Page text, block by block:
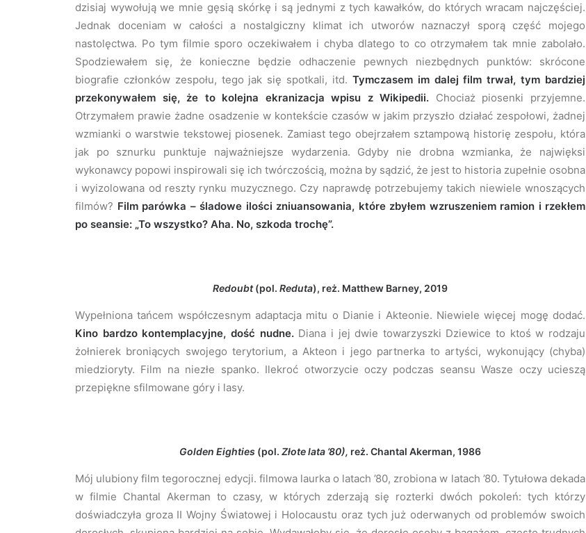
dzisiaj wywołują we mnie gęsią skórkę i są jednymi z tych kawałków, do których wracam najczęściej.
Jednak doceniam w całości a nostalgiczny klimat ich utworów naznaczył sporą część mojego
nastolęctwa. Po tym filmie sporo oczekiwałem i chyba dlatego to co otrzymałem tak mnie zabolało.
Spodziewałem się, że konieczne będzie odhaczenie pewnych niezbędnych punktów: skrócone
biografie członków zespołu, tego jak się spotkali, itd. Tymczasem im dalej film trwał, tym bardziej
przekonywałem się, że to kolejna ekranizacja wpisu z Wikipedii. Chociaż piosenki przyjemne.
Otrzymałem prawie żadne osadzenie w kontekście czasów w jakim przyszło działać zespołowi, żadnej
wzmianki o warstwie tekstowej piosenek. Zamiast tego obejrzałem sztampową historię zespołu, która
jak po sznurku punktuje najważniejsze wydarzenia. Gdyby nie drobna wzmianka, że najwięksi
wykonawcy popowi inspirowali się ich twórczością, można by sądzić, że jest to historia zupełnie osobna
i wyizolowana od reszty rynku muzycznego. Czy naprawdę potrzebujemy takich niewiele wnoszących
filmów? Film parówka – śladowe ilości zniuansowania, które zbyłem wzruszeniem ramion i rzekłem
po seansie: „To wszystko? Aha. No, szkoda trochę”.
Redoubt(pol. Reduta), reż. Matthew Barney, 2019
Wypełniona tańcem współczesnym adaptacja mitu o Dianie i Akteonie. Niewiele więcej mogę dodać.
Kino bardzo kontemplacyjne, dość nudne.Diana i jej dwie towarzyszki Dziewice to ktoś w rodzaju
żołnierek broniących swojego terytorium, a Akteon i jego partnerka to artyści, wykonujący (chyba)
miedzioryty. Film na niezłe spanko. Ilekroć otworzycie oczy podczas seansu Wasze oczy ucieszą
przepiękne sfilmowane góry i lasy.
Golden Eighties (pol. Złote lata ’80), reż. Chantal Akerman, 1986
Mój ulubiony film tegorocznej edycji. filmowa laurka o latach ’80, zrobiona w latach ’80. Tytułowa dekada
w filmie Chantal Akerman to czasy, w których zderzają się rozterki dwóch pokoleń: tych którzy
doświadczyła groza II Wojny Światowej i Holocaustu oraz tych już oderwanych od problemów swoich